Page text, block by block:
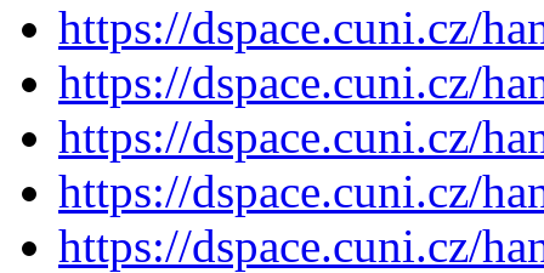
https://dspace.cuni.cz/
https://dspace.cuni.cz/
https://dspace.cuni.cz/
https://dspace.cuni.cz/
https://dspace.cuni.cz/